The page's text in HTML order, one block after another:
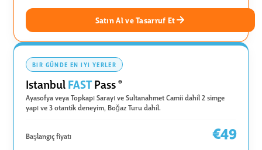
Satın Al ve Tasarruf Et
BIR GÜNDE EN İYI YERLER
IstanbulFASTPass ®
Ayasofya veya Topkapı Sarayı ve Sultanahmet Camii dahil 2 simge
yapı ve 3 otantik deneyim, Boğaz Turu dahil.
Başlangıç fiyatı €49